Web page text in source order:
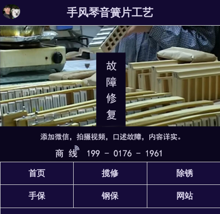
手风琴音簧片工艺
首页 揽修 除锈
手保 钢保 网站